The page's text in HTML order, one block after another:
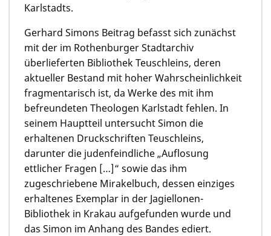
Karlstadts.
Gerhard Simons Beitrag befasst sich zunächst
mit der im Rothenburger Stadtarchiv
überlieferten Bibliothek Teuschleins, deren
aktueller Bestand mit hoher Wahrscheinlichkeit
fragmentarisch ist, da Werke des mit ihm
befreundeten Theologen Karlstadt fehlen. In
seinem Hauptteil untersucht Simon die
erhaltenen Druckschriften Teuschleins,
darunter die judenfeindliche „Auflosung
ettlicher Fragen […]“ sowie das ihm
zugeschriebene Mirakelbuch, dessen einziges
erhaltenes Exemplar in der Jagiellonen-
Bibliothek in Krakau aufgefunden wurde und
das Simon im Anhang des Bandes ediert.